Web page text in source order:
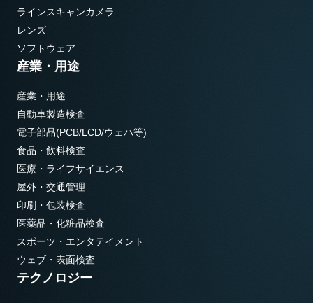
ラインスキャンカメラ
レンズ
ソフトウェア
産業・用途
産業・用途
自動車製造検査
電子部品(PCB/LCD/ウェハ等)
食品・飲料検査
医療・ライフサイエンス
屋外・交通管理
印刷・包装検査
医薬品・化粧品検査
スポーツ・エンタテイメント
ウェブ・表面検査
テクノロジー